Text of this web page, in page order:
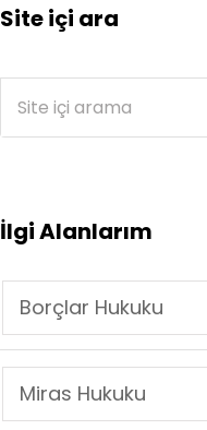
Site içi ara
İlgi Alanlarım
Borçlar Hukuku
Miras Hukuku